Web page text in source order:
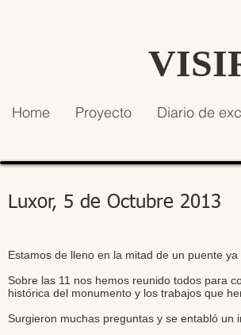
Home Proyecto Diario de
Luxor, 5 de Octubre 2013
Estamos de lleno en la mitad de un puente
Sobre las 11 nos hemos reunido todos para
histórica del monumento y los trabajos que
Surgieron muchas preguntas y se entabló un